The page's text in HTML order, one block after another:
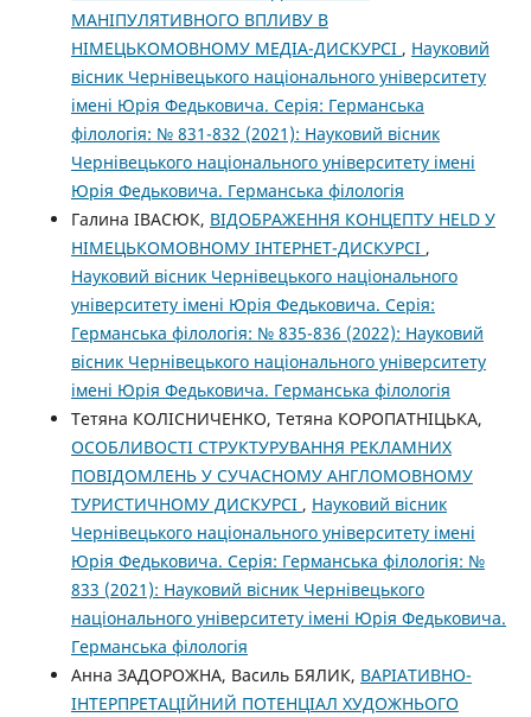
МАНІПУЛЯТИВНОГО ВПЛИВУ В
НІМЕЦЬКОМОВНОМУ МЕДІА-ДИСКУРСІ , Науковий
вісник Чернівецького національного університету
імені Юрія Федьковича. Серія: Германська
філологія: № 831-832 (2021): Науковий вісник
Чернівецького національного університету імені
Юрія Федьковича. Германська філологія
Галина ІВАСЮК, ВІДОБРАЖЕННЯ КОНЦЕПТУ HELD У
НІМЕЦЬКОМОВНОМУ ІНТЕРНЕТ-ДИСКУРСІ ,
Науковий вісник Чернівецького національного
університету імені Юрія Федьковича. Серія:
Германська філологія: № 835-836 (2022): Науковий
вісник Чернівецького національного університету
імені Юрія Федьковича. Германська філологія
Тетяна КОЛІСНИЧЕНКО, Тетяна КОРОПАТНІЦЬКА,
ОСОБЛИВОСТІ СТРУКТУРУВАННЯ РЕКЛАМНИХ
ПОВІДОМЛЕНЬ У СУЧАСНОМУ АНГЛОМОВНОМУ
ТУРИСТИЧНОМУ ДИСКУРСІ , Науковий вісник
Чернівецького національного університету імені
Юрія Федьковича. Серія: Германська філологія: №
833 (2021): Науковий вісник Чернівецького
національного університету імені Юрія Федьковича.
Германська філологія
Анна ЗАДОРОЖНА, Василь БЯЛИК, ВАРІАТИВНО-
ІНТЕРПРЕТАЦІЙНИЙ ПОТЕНЦІАЛ ХУДОЖНЬОГО